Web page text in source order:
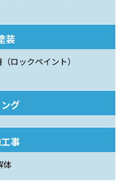
装
ロックペイント）
グ
事
体